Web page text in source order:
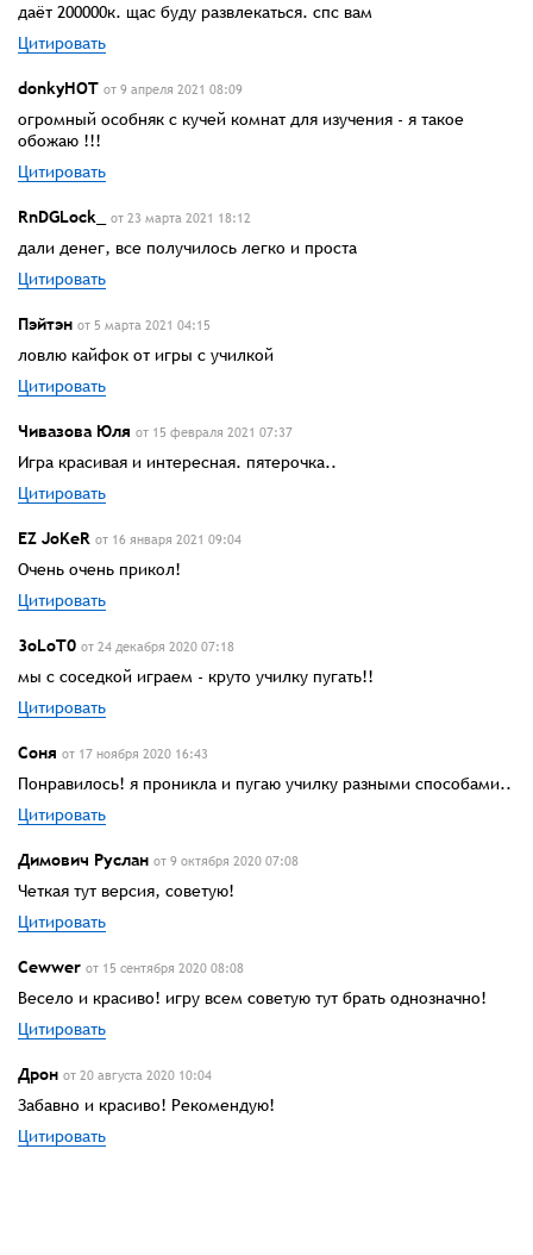
даёт 200000к. щас буду развлекаться. спс вам
Цитировать
donkyHOT от 9 апреля 2021 08:09
огромный особняк с кучей комнат для изучения - я такое
обожаю !!!
Цитировать
RnDGLock_ от 23 марта 2021 18:12
дали денег, все получилось легко и проста
Цитировать
Пэйтэн от 5 марта 2021 04:15
ловлю кайфок от игры с училкой
Цитировать
Чивазова Юля от 15 февраля 2021 07:37
Игра красивая и интересная. пятерочка..
Цитировать
EZ JoKeR от 16 января 2021 09:04
Очень очень прикол!
Цитировать
3oLoT0 от 24 декабря 2020 07:18
мы с соседкой играем - круто училку пугать!!
Цитировать
Соня от 17 ноября 2020 16:43
Понравилось! я проникла и пугаю училку разными способами..
Цитировать
Димович Руслан от 9 октября 2020 07:08
Четкая тут версия, советую!
Цитировать
Cewwer от 15 сентября 2020 08:08
Весело и красиво! игру всем советую тут брать однозначно!
Цитировать
Дрон от 20 августа 2020 10:04
Забавно и красиво! Рекомендую!
Цитировать